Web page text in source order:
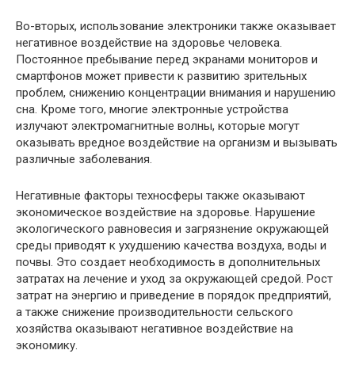
Во-вторых, использование электроники также оказывает
негативное воздействие на здоровье человека.
Постоянное пребывание перед экранами мониторов и
смартфонов может привести к развитию зрительных
проблем, снижению концентрации внимания и нарушению
сна. Кроме того, многие электронные устройства
излучают электромагнитные волны, которые могут
оказывать вредное воздействие на организм и вызывать
различные заболевания.
Негативные факторы техносферы также оказывают
экономическое воздействие на здоровье. Нарушение
экологического равновесия и загрязнение окружающей
среды приводят к ухудшению качества воздуха, воды и
почвы. Это создает необходимость в дополнительных
затратах на лечение и уход за окружающей средой. Рост
затрат на энергию и приведение в порядок предприятий,
а также снижение производительности сельского
хозяйства оказывают негативное воздействие на
экономику.